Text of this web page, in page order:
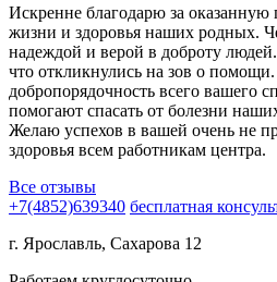
Искренне благодарю за
жизни и здоровья наших родных.
надеждой и верой в доброту
что откликнулись на зов о
добропорядочность всего вашего
помогают спасать от болезни
Желаю успехов в вашей очень не
здоровья всем работникам центра.
Все отзывы
+7(4852)639340 бесплатная
г. Ярославль, Сахарова 12